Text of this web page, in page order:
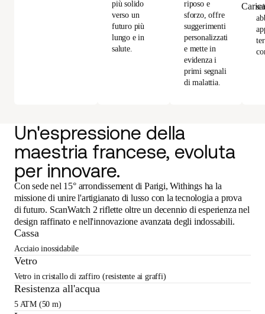
più solido
verso un
futuro più
lungo e in
salute.
riposo e
sforzo, offre
suggerimenti
personalizzati
e mette in
evidenza i
primi segnali
di malattia.
Un'espressione della
maestria francese, evoluta
per innovare.
Con sede nel 15° arrondissement di Parigi, Withings ha la
missione di unire l'artigianato di lusso con la tecnologia a prova
di futuro. ScanWatch 2 riflette oltre un decennio di esperienza nel
design raffinato e nell'innovazione avanzata degli indossabili.
Cassa
Acciaio inossidabile
Vetro
Vetro in cristallo di zaffiro (resistente ai graffi)
Resistenza all'acqua
5 ATM (50 m)